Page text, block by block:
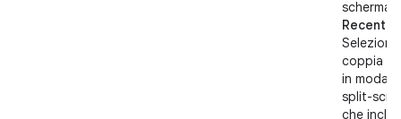
Recenti
coppia di
in
split-
che